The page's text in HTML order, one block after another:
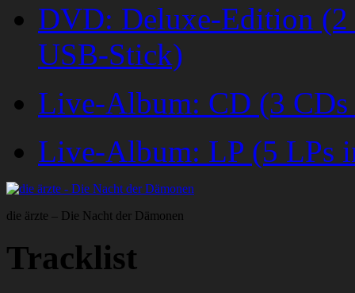
DVD: Deluxe-Edition
USB-Stick)
Live-Album: CD (3
Live-Album: LP (5 LPs
die ärzte – Die Nacht der Dämonen
Tracklist